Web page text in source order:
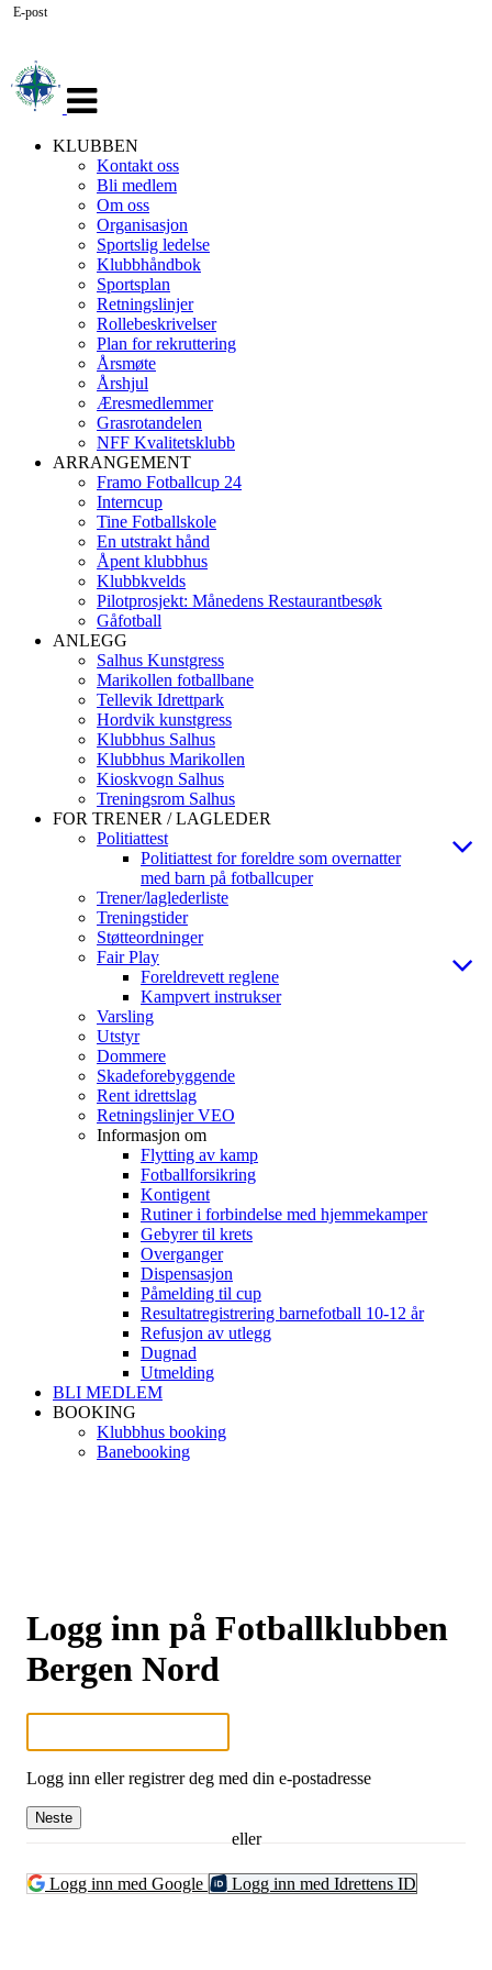
navigasjon
KLUBBEN
Kontakt oss
Bli medlem
Om oss
Organisasjon
Sportslig ledelse
Klubbhåndbok
Sportsplan
Retningslinjer
Rollebeskrivelser
Plan for rekruttering
Årsmøte
Årshjul
Æresmedlemmer
Grasrotandelen
NFF Kvalitetsklubb
ARRANGEMENT
Framo Fotballcup 24
Interncup
Tine Fotballskole
En utstrakt hånd
Åpent klubbhus
Klubbkvelds
Pilotprosjekt: Månedens Restaurantbesøk
Gåfotball
ANLEGG
Salhus Kunstgress
Marikollen fotballbane
Tellevik Idrettpark
Hordvik kunstgress
Klubbhus Salhus
Klubbhus Marikollen
Kioskvogn Salhus
Treningsrom Salhus
FOR TRENER / LAGLEDER
Politiattest
Politiattest for foreldre som overnatter
med barn på fotballcuper
Trener/laglederliste
Treningstider
Støtteordninger
Fair Play
Foreldrevett reglene
Kampvert instrukser
Varsling
Utstyr
Dommere
Skadeforebyggende
Rent idrettslag
Retningslinjer VEO
Informasjon om
Flytting av kamp
Fotballforsikring
Kontigent
Rutiner i forbindelse med hjemmekamper
Gebyrer til krets
Overganger
Dispensasjon
Påmelding til cup
Resultatregistrering barnefotball 10-12 år
Refusjon av utlegg
Dugnad
Utmelding
BLI MEDLEM
BOOKING
Klubbhus booking
Banebooking
Logg inn på Fotballklubben
Bergen Nord
E-post
Logg inn eller registrer deg med din e-postadresse
Neste
eller
Logg inn med Google Logg inn med Idrettens ID